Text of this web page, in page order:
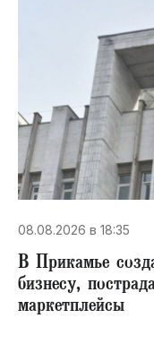
08.08.2026 в 18:35
В Прикамье
бизнесу,
маркетплейсы